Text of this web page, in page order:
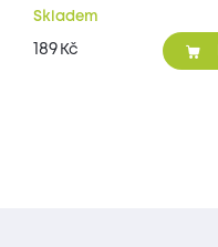
Skladem
189 Kč